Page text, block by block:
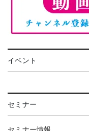
イベント
セミナー